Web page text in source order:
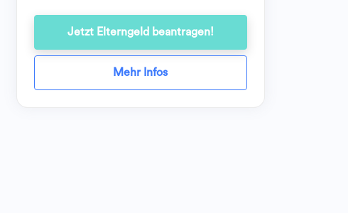
Jetzt Elterngeld beantragen!
Mehr Infos